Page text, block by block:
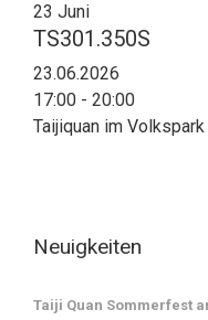
23 Juni
TS301.350S
23.06.2026
17:00 - 20:00
Taijiquan im
Neuigkeiten
Taiji Quan Sommerfest